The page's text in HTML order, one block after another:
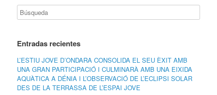
Entradas recientes
L’ESTIU JOVE D’ONDARA CONSOLIDA EL SEU ÈXIT AMB
UNA GRAN PARTICIPACIÓ I CULMINARÀ AMB UNA EIXIDA
AQUÀTICA A DÉNIA I L’OBSERVACIÓ DE L’ECLIPSI SOLAR
DES DE LA TERRASSA DE L’ESPAI JOVE